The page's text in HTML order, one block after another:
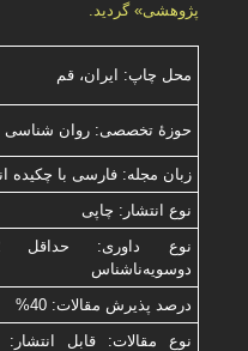
پژوهشی» گرديد.
محل چاپ: ایران، قم
حوزۀ تخصصی: روان شناسی
زبان مجله: فارسی با چكیده
نوع انتشار: چاپی
دوسویه‌ناشناس
درصد پذیرش مقالات: 40%
نوع مقالات: قابل